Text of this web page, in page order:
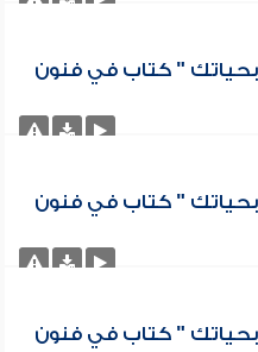
بحياتك " كتاب في فنون
بحياتك " كتاب في فنون
بحياتك " كتاب في فنون